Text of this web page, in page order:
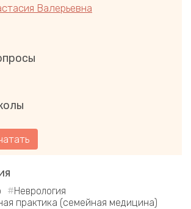
Валерьевна
Неврология
практика (семейная медицина)